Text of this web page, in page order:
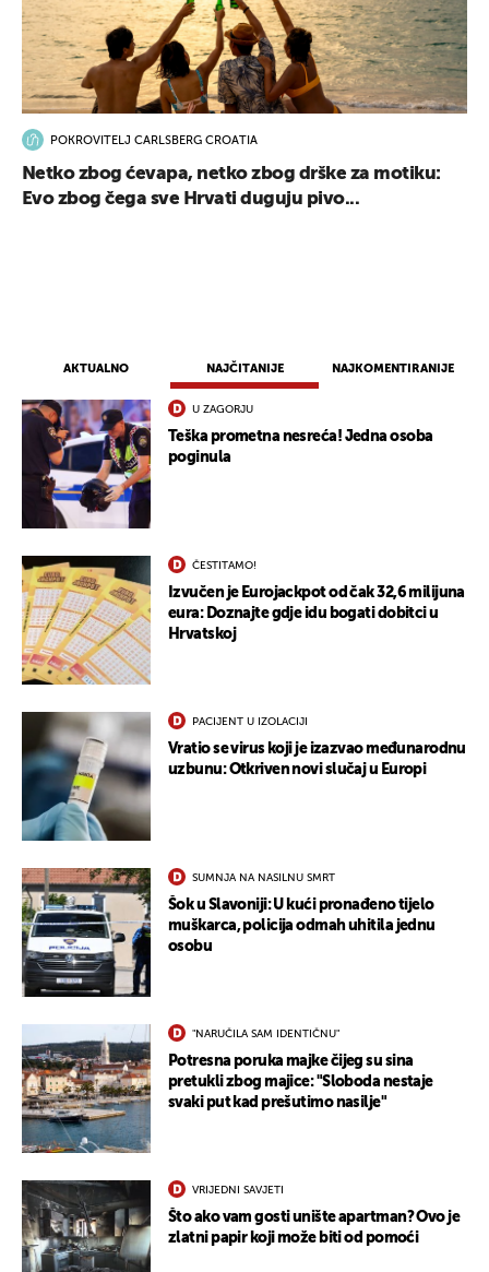
AKTUALNO NAJČITANIJE NAJKOMENTIRANIJE
U ZAGORJU
Teška prometna nesreća! Jedna osoba
poginula
ČESTITAMO!
Izvučen je Eurojackpot od čak 32,6 milijuna
eura: Doznajte gdje idu bogati dobitci u
Hrvatskoj
PACIJENT U IZOLACIJI
Vratio se virus koji je izazvao međunarodnu
uzbunu: Otkriven novi slučaj u Europi
SUMNJA NA NASILNU SMRT
Šok u Slavoniji: U kući pronađeno tijelo
muškarca, policija odmah uhitila jednu
osobu
"NARUČILA SAM IDENTIČNU"
Potresna poruka majke čijeg su sina
pretukli zbog majice: "Sloboda nestaje
svaki put kad prešutimo nasilje"
VRIJEDNI SAVJETI
Što ako vam gosti unište apartman? Ovo je
zlatni papir koji može biti od pomoći
POKROVITELJ CARLSBERG CROATIA
Netko zbog ćevapa, netko zbog drške za motiku:
Evo zbog čega sve Hrvati duguju pivo...